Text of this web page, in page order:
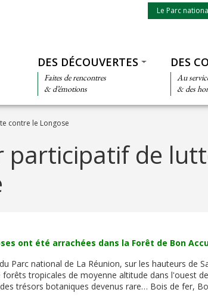
Menu du parc
Le Parc
DES DÉCOUVERTES
Faites de rencontres
& d’émotions
DES
Au
& des
contre le Longose
participatif de
ont été arrachées dans la Forêt de Bon
Parc national de La Réunion, sur les hauteurs de
forêts tropicales de moyenne altitude dans l'ouest
trésors botaniques devenus rare… Bois de fer,